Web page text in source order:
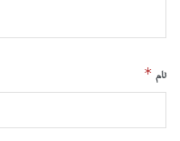
نام *